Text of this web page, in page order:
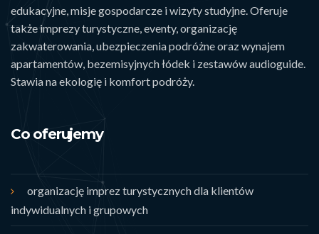
edukacyjne, misje gospodarcze i wizyty studyjne. Oferuje
także imprezy turystyczne, eventy, organizację
zakwaterowania, ubezpieczenia podróżne oraz wynajem
apartamentów, bezemisyjnych łódek i zestawów audioguide.
Stawia na ekologię i komfort podróży.
Co oferujemy
organizację imprez turystycznych dla klientów
indywidualnych i grupowych